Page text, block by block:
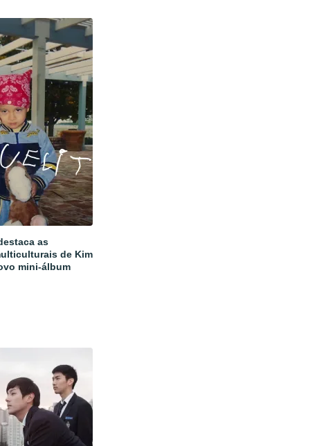
as
de Kim
mini-álbum